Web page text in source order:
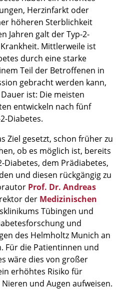
Herzinfarkt oder
höheren Sterblichkeit
Jahren galt der Typ-2-
Mittlerweile ist
durch eine starke
Teil der Betroffenen in
gebracht werden kann,
ist: Die meisten
entwickeln nach fünf
Diabetes.
Ziel gesetzt, schon früher zu
ob es möglich ist, bereits
Diabetes, dem Prädiabetes,
und diesen rückgängig zu
Prof. Dr. Andreas
der Medizinischen
Tübingen und
und
des Helmholtz Munich an
Für die Patientinnen und
wäre dies von großer
erhöhtes Risiko für
und Augen aufweisen.